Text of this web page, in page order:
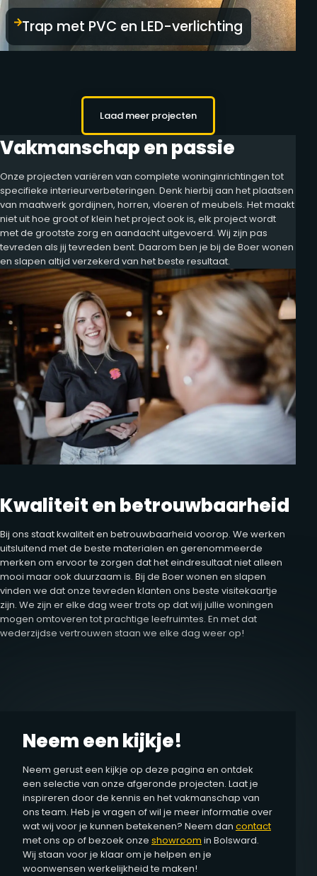
Trap met PVC en LED-verlichting
Laad meer projecten
Vakmanschap en passie
Onze projecten variëren van complete woninginrichtingen tot
specifieke interieurverbeteringen. Denk hierbij aan het plaatsen
van maatwerk gordijnen, horren, vloeren of meubels. Het maakt
niet uit hoe groot of klein het project ook is, elk project wordt
met de grootste zorg en aandacht uitgevoerd. Wij zijn pas
tevreden als jij tevreden bent. Daarom ben je bij de Boer wonen
en slapen altijd verzekerd van het beste resultaat.
Kwaliteit en betrouwbaarheid
Bij ons staat kwaliteit en betrouwbaarheid voorop. We werken
uitsluitend met de beste materialen en gerenommeerde
merken om ervoor te zorgen dat het eindresultaat niet alleen
mooi maar ook duurzaam is. Bij de Boer wonen en slapen
vinden we dat onze tevreden klanten ons beste visitekaartje
zijn. We zijn er elke dag weer trots op dat wij jullie woningen
mogen omtoveren tot prachtige leefruimtes. En met dat
wederzijdse vertrouwen staan we elke dag weer op!
Neem een kijkje!
Neem gerust een kijkje op deze pagina en ontdek
een selectie van onze afgeronde projecten. Laat je
inspireren door de kennis en het vakmanschap van
ons team. Heb je vragen of wil je meer informatie over
wat wij voor je kunnen betekenen? Neem dan contact
met ons op of bezoek onze showroom in Bolsward.
Wij staan voor je klaar om je helpen en je
woonwensen werkelijkheid te maken!